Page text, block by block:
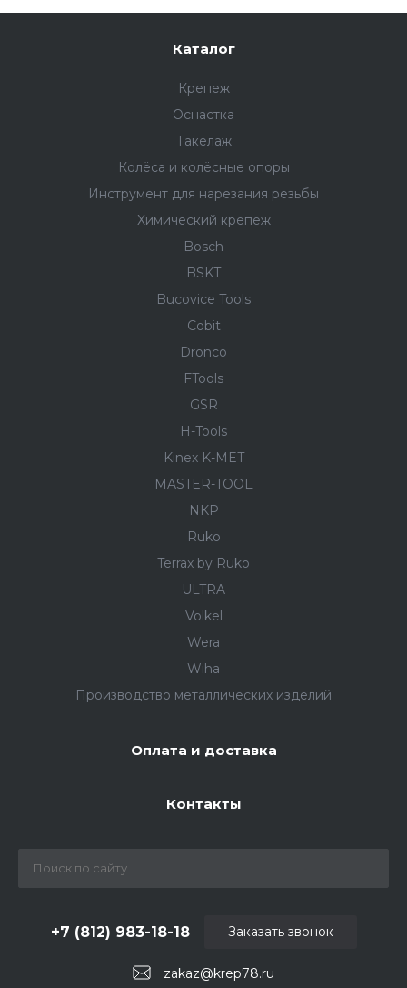
Каталог
Крепеж
Оснастка
Такелаж
Колёса и колëсные опоры
Инструмент для нарезания резьбы
Химический крепеж
Bosch
BSKT
Bucovice Tools
Cobit
Dronco
FTools
GSR
H-Tools
Kinex K-MET
MASTER-TOOL
NKP
Ruko
Terrax by Ruko
ULTRA
Volkel
Wera
Wiha
Производство металлических изделий
Оплата и доставка
Контакты
zakaz@krep78.ru
+7 (812) 983-18-18 Заказать звонок